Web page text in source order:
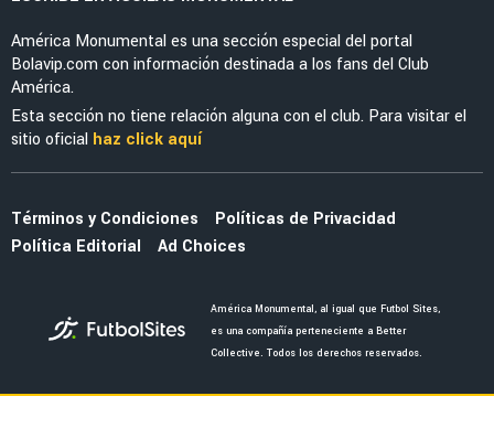
Noticias de América ca HOY, 6 de agosto